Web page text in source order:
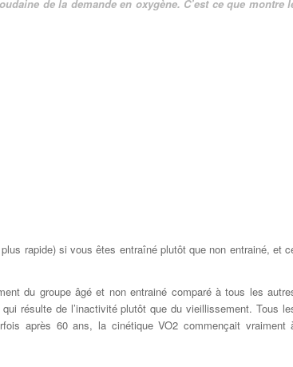
de la demande en oxygène. C’est ce que montre
rapide) si vous êtes entraîné plutôt que non entrainé, et
du groupe âgé et non entrainé comparé à tous les
résulte de l’inactivité plutôt que du vieillissement. Tous
après 60 ans, la cinétique VO2 commençait vraiment